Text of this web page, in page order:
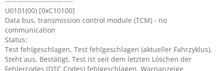
U0101(00) [0xC10100]
Data bus, transmission control module (TCM) - no
communication
Status:
Test fehlgeschlagen, Test fehlgeschlagen (aktueller Fahrzyklus),
Steht aus, Bestätigt, Test ist seit dem letzten Löschen der
Fehlercodes (DTC Codes) fehlgeschlagen, Warnanzeige